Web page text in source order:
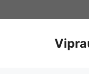
Inhalt